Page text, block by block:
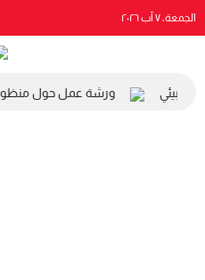
الجمعة، ٧ آب ٢٠٢٦
والبيئي ورشة عمل حول منظومة